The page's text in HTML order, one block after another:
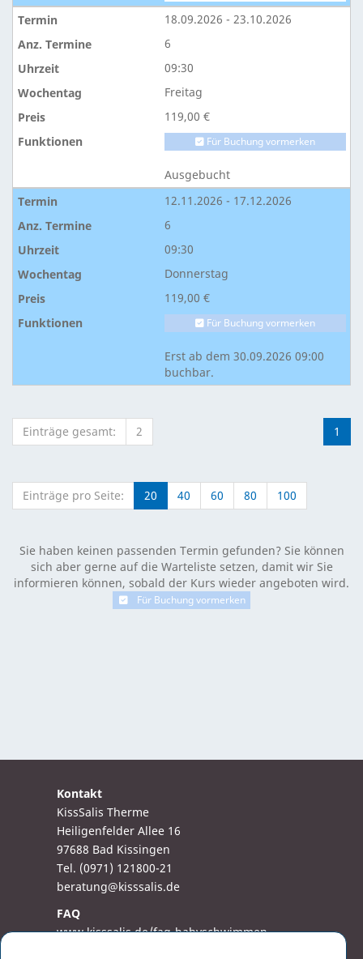
18.09.2026 - 23.10.2026
6
09:30
Freitag
119,00 €
Für Buchung vormerken
Ausgebucht
12.11.2026 - 17.12.2026
6
09:30
Donnerstag
119,00 €
Für Buchung vormerken
Erst ab dem 30.09.2026 09:00
buchbar.
1
Einträge gesamt: 2
Einträge pro Seite: 20 40 60 80 100
Sie haben keinen passenden Termin gefunden? Sie können
sich aber gerne auf die Warteliste setzen, damit wir Sie
informieren können, sobald der Kurs wieder angeboten wird.
Für Buchung vormerken
Kontakt
KissSalis Therme
Heiligenfelder Allee 16
97688 Bad Kissingen
Tel. (0971) 121800-21
beratung@kisssalis.de
FAQ
www.kisssalis.de/faq-babyschwimmen